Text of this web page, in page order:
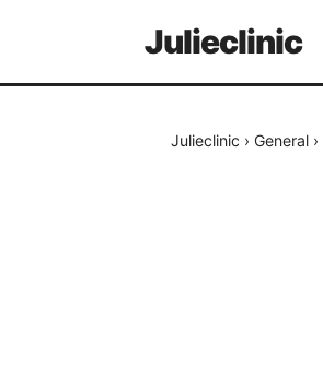
Julieclinic
Julieclinic › General ›